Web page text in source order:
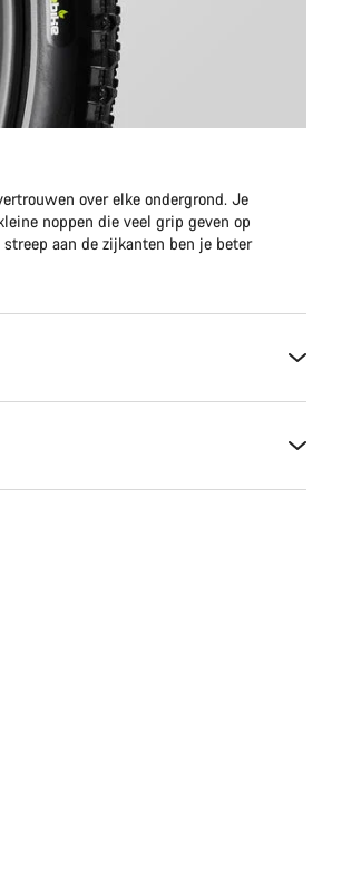
over elke ondergrond. Je
noppen die veel grip geven op
aan de zijkanten ben je beter